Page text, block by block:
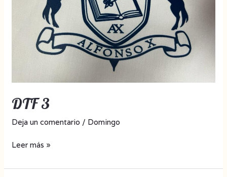
DTF 3
Deja un comentario / Domingo
Leer más »